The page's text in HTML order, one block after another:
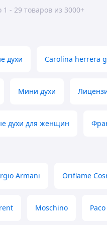
1 - 29 товаров из 3000+
духи Carolina herrera
Мини духи
духи для женщин
Armani Oriflame
Moschino